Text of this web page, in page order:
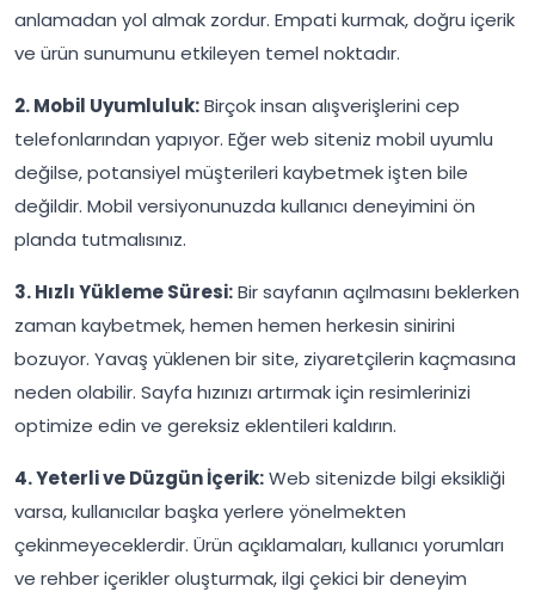
anlamadan yol almak zordur. Empati kurmak, doğru içerik
ve ürün sunumunu etkileyen temel noktadır.
2. Mobil Uyumluluk:Birçok insan alışverişlerini cep
telefonlarından yapıyor. Eğer web siteniz mobil uyumlu
değilse, potansiyel müşterileri kaybetmek işten bile
değildir. Mobil versiyonunuzda kullanıcı deneyimini ön
planda tutmalısınız.
3. Hızlı Yükleme Süresi:Bir sayfanın açılmasını beklerken
zaman kaybetmek, hemen hemen herkesin sinirini
bozuyor. Yavaş yüklenen bir site, ziyaretçilerin kaçmasına
neden olabilir. Sayfa hızınızı artırmak için resimlerinizi
optimize edin ve gereksiz eklentileri kaldırın.
4. Yeterli ve Düzgün İçerik:Web sitenizde bilgi eksikliği
varsa, kullanıcılar başka yerlere yönelmekten
çekinmeyeceklerdir. Ürün açıklamaları, kullanıcı yorumları
ve rehber içerikler oluşturmak, ilgi çekici bir deneyim